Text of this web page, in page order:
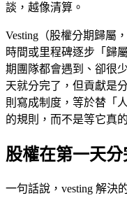
談，越像清算。
Vesting（股權分期歸屬
時間或里程碑逐步「歸
期團隊都會遇到、卻很
天就分完了，但貢獻是
則寫成制度，等於替「
的規則，而不是等它真
股權在第一天
一句話說，vesting 解決